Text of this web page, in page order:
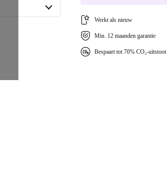
Werkt als nieuw
Min. 12 maanden garantie
Bespaart tot 70% CO₂-uitstoot